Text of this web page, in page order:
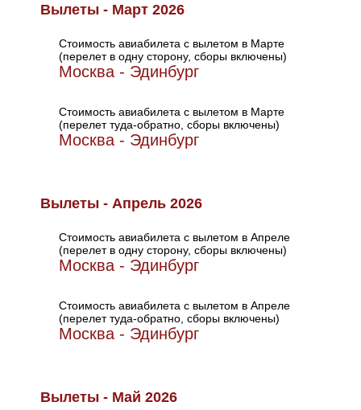
Вылеты - Март 2026
Стоимость авиабилета с вылетом в Марте
(перелет в одну сторону, сборы включены)
Москва - Эдинбург
Стоимость авиабилета с вылетом в Марте
(перелет туда-обратно, сборы включены)
Москва - Эдинбург
Вылеты - Апрель 2026
Стоимость авиабилета с вылетом в Апреле
(перелет в одну сторону, сборы включены)
Москва - Эдинбург
Стоимость авиабилета с вылетом в Апреле
(перелет туда-обратно, сборы включены)
Москва - Эдинбург
Вылеты - Май 2026